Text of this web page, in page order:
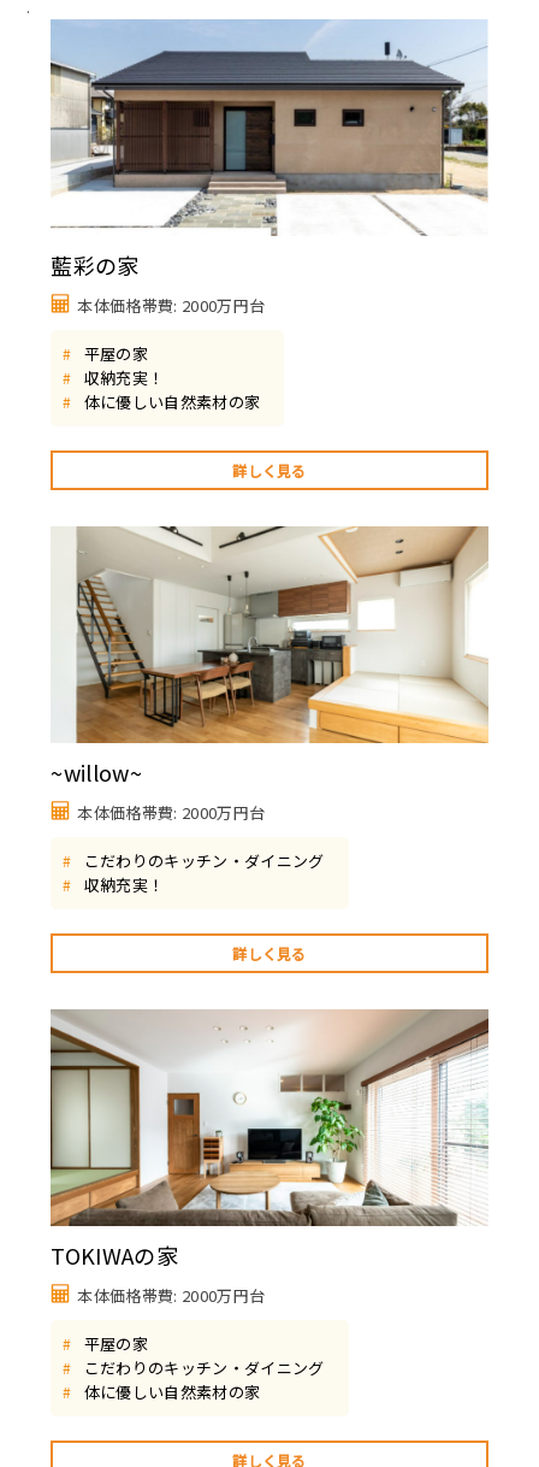
.
藍彩の家
本体価格帯費: 2000万円台
# 平屋の家
# 収納充実！
# 体に優しい自然素材の家
詳しく見る
~willow~
本体価格帯費: 2000万円台
# こだわりのキッチン・ダイニング
# 収納充実！
詳しく見る
TOKIWAの家
本体価格帯費: 2000万円台
# 平屋の家
# こだわりのキッチン・ダイニング
# 体に優しい自然素材の家
詳しく見る